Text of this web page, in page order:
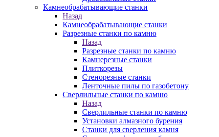
Камнеобрабатывающие станки
Назад
Камнеобрабатывающие станки
Разрезные станки по камню
Назад
Разрезные станки по камню
Камнерезные станки
Плиткорезы
Стенорезные станки
Ленточные пилы по газобетону
Сверлильные станки по камню
Назад
Сверлильные станки по камню
Установки алмазного бурения
Станки для сверления камня